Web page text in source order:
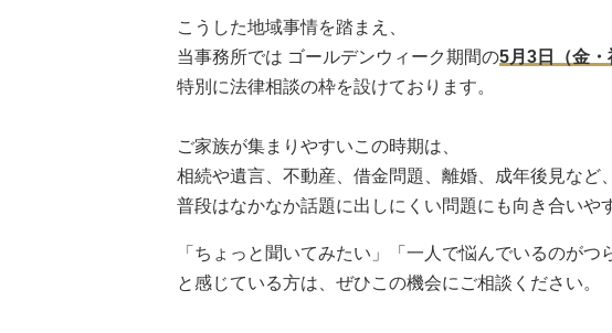
こうした地域事情を踏まえ、
当事務所では ゴールデンウィーク期間の5月3日（金・
特別に法律相談の枠を設けております。
ご家族が集まりやすいこの時期は、
相続や遺言、不動産、借金問題、離婚、成年後見など、
普段はなかなか話題に出しにくい問題にも向き合いや
「ちょっと聞いてみたい」「一人で悩んでいるのがつ
と感じている方は、ぜひこの機会にご相談ください。